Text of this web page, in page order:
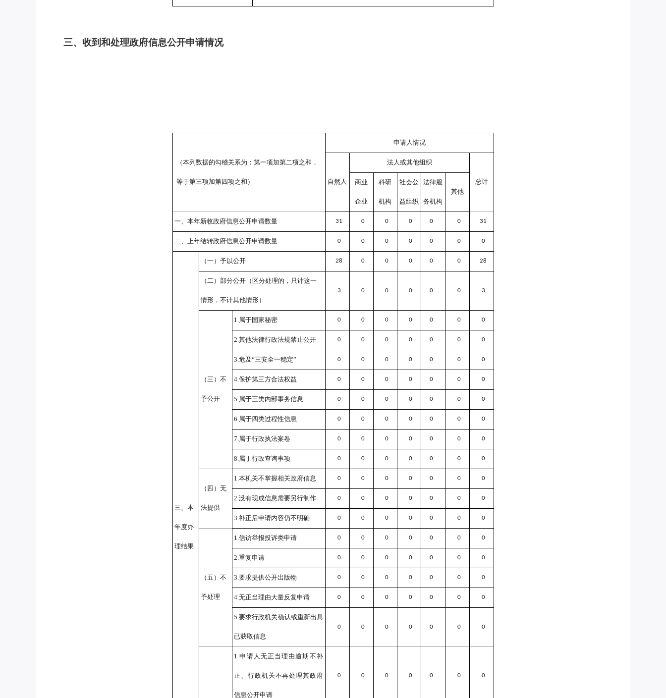
三、收到和处理政府信息公开申请情况
（本列数据的勾稽关系为：第一项加第二项之和，
等于第三项加第四项之和）
申请人情况
自然人
法人或其他组织
总计
商业
企业
科研
机构
社会公
益组织
法律服
务机构
其他
一、本年新收政府信息公开申请数量 31 0 0 0 0 0 31
二、上年结转政府信息公开申请数量 0 0 0 0 0 0 0
三、本
年度办
理结果
（一）予以公开 28 0 0 0 0 0 28
（二）部分公开 （区分处理的，只计这一
情形，不计其他情形）
3 0 0 0 0 0 3
（三）不
予公开
1. 属于国家秘密 0 0 0 0 0 0 0
2.其他法律行政法规禁止公开 0 0 0 0 0 0 0
3.危及“三安全一稳定” 0 0 0 0 0 0 0
4.保护第三方合法权益 0 0 0 0 0 0 0
5. 属于三类内部事务信息 0 0 0 0 0 0 0
6. 属于四类过程性信息 0 0 0 0 0 0 0
7. 属于行政执法案卷 0 0 0 0 0 0 0
8. 属于行政查询事项 0 0 0 0 0 0 0
（四）无
法提供
1.本机关不掌握相关政府信息 0 0 0 0 0 0 0
2.没有现成信息需要另行制作 0 0 0 0 0 0 0
3.补正后申请内容仍不明确 0 0 0 0 0 0 0
（五）不
予处理
1.信访举报投诉类申请 0 0 0 0 0 0 0
2.重复申请 0 0 0 0 0 0 0
3.要求提供公开出版物 0 0 0 0 0 0 0
4.无正当理由大量反复申请 0 0 0 0 0 0 0
5.要求行政机关确认或重新出具
已获取信息
0 0 0 0 0 0 0
1. 申请人无正当理由逾期不补
正、行政机关不再处理其政府
信息公开申请
0 0 0 0 0 0 0